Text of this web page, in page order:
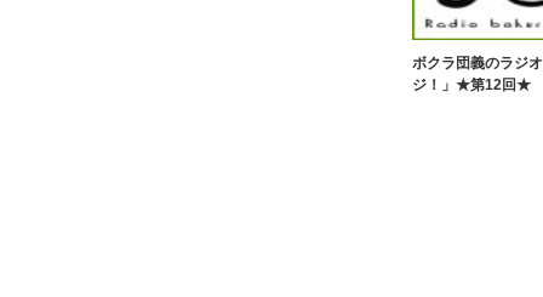
ボクラ団義のラジ
ジ！」★第12回★